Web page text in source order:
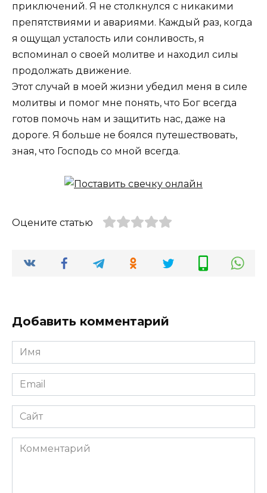
приключений. Я не столкнулся с никакими
препятствиями и авариями. Каждый раз, когда
я ощущал усталость или сонливость, я
вспоминал о своей молитве и находил силы
продолжать движение.
Этот случай в моей жизни убедил меня в силе
молитвы и помог мне понять, что Бог всегда
готов помочь нам и защитить нас, даже на
дороге. Я больше не боялся путешествовать,
зная, что Господь со мной всегда.
Оцените статью
Добавить комментарий
Имя
*
Email
*
Сайт
Комментарий